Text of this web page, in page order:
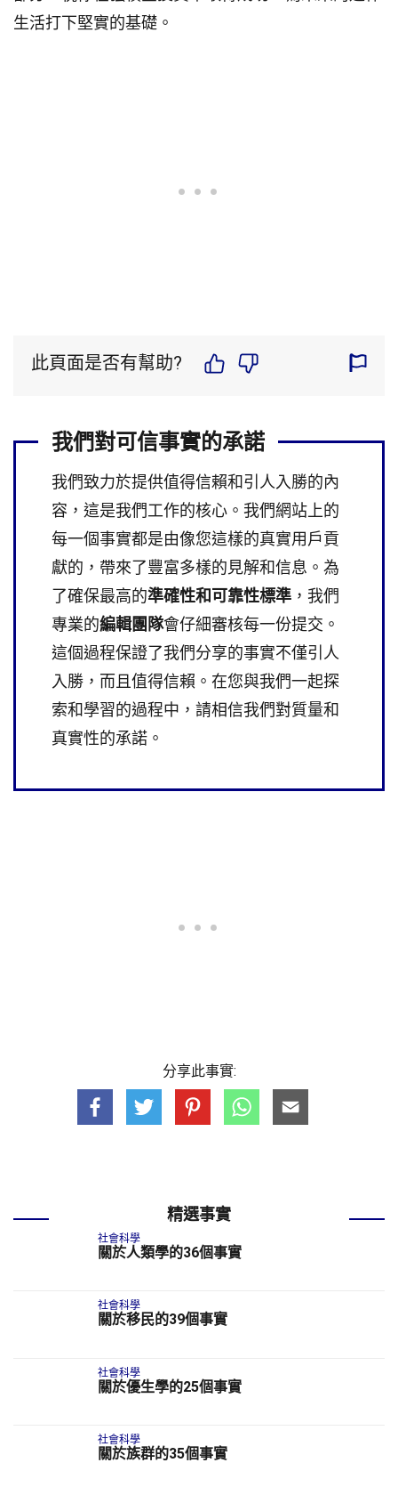
生活打下堅實的基礎。
此頁面是否有幫助?
我們對可信事實的承諾
我們致力於提供值得信賴和引人入勝的內
容，這是我們工作的核心。我們網站上的
每一個事實都是由像您這樣的真實用戶貢
獻的，帶來了豐富多樣的見解和信息。為
了確保最高的準確性和可靠性標準 ，我們
專業的編輯團隊會仔細審核每一份提交。
這個過程保證了我們分享的事實不僅引人
入勝，而且值得信賴。在您與我們一起探
索和學習的過程中，請相信我們對質量和
真實性的承諾。
分享此事實:
精選事實
社會科學
關於人類學的36個事實
社會科學
關於移民的39個事實
社會科學
關於優生學的25個事實
社會科學
關於族群的35個事實